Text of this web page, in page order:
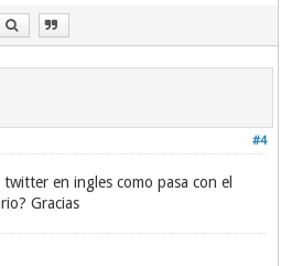
#4
en ingles como pasa con el
Gracias